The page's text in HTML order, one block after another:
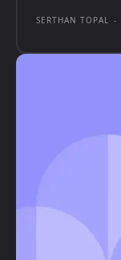
SERTHAN TOPAL -